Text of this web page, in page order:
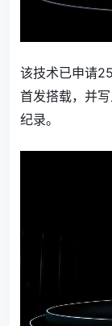
该技术已申请
首发搭载，并
纪录。